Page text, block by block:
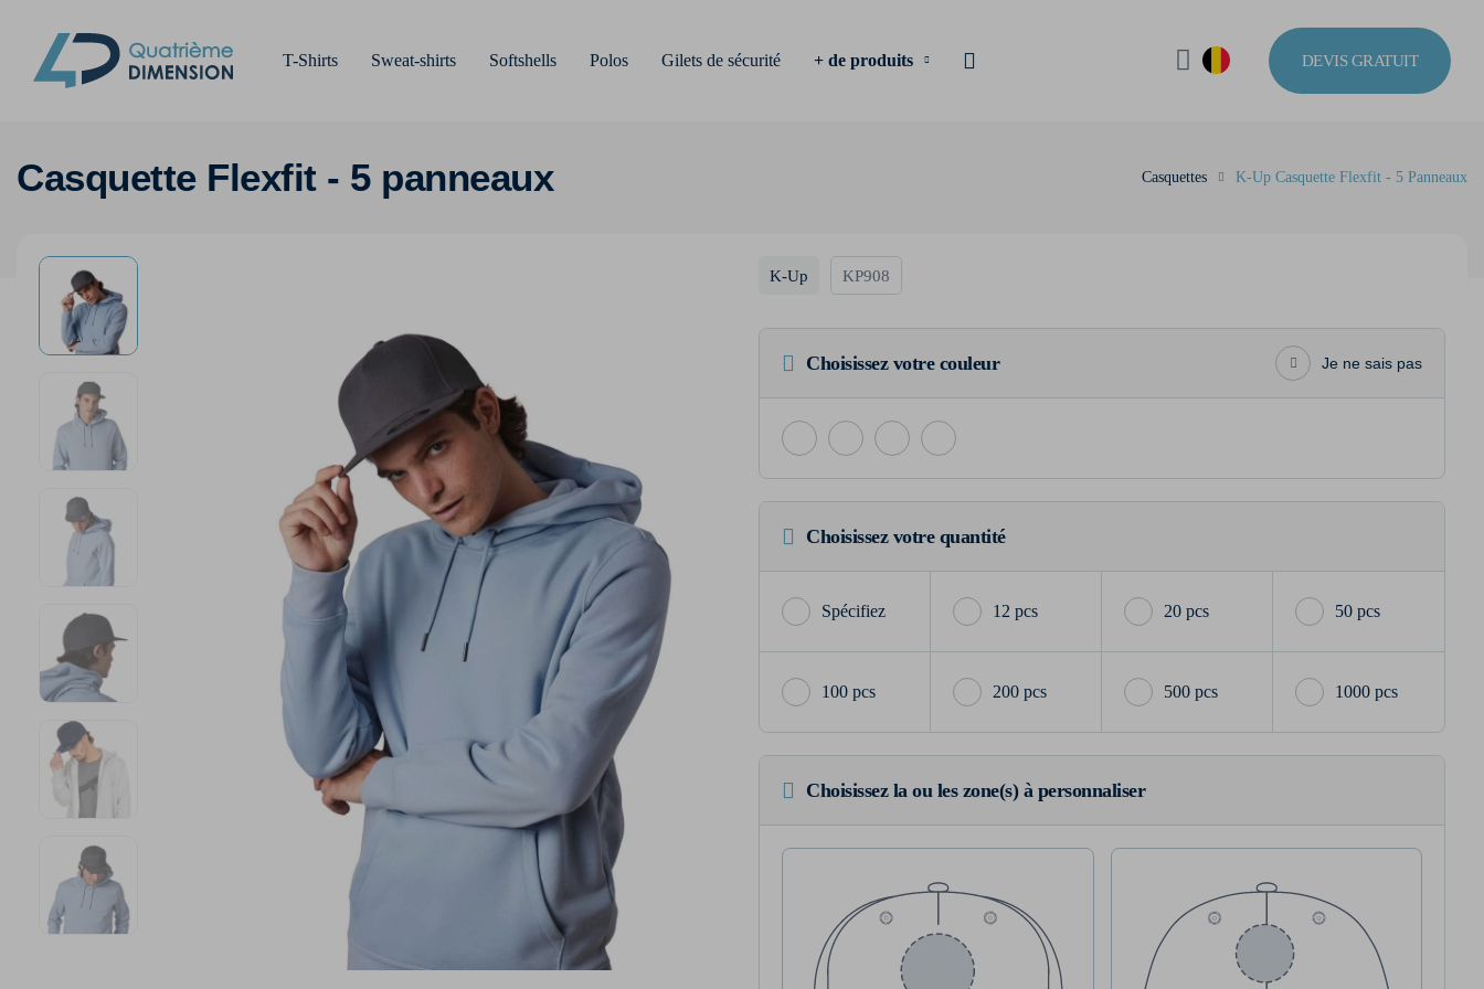
T-Shirts Sweat-shirts Softshells Polos Gilets de sécurité + de produits DEVIS GRATUIT
Casquette Flexfit - 5 panneaux Casquettes K-Up Casquette Flexfit - 5 Panneaux
K-Up KP908
Choisissez votre couleur Je ne sais pas
Choisissez votre quantité
12 pcs 20 pcs 50 pcs
100 pcs 200 pcs 500 pcs 1000 pcs
Choisissez la ou les zone(s) à personnaliser